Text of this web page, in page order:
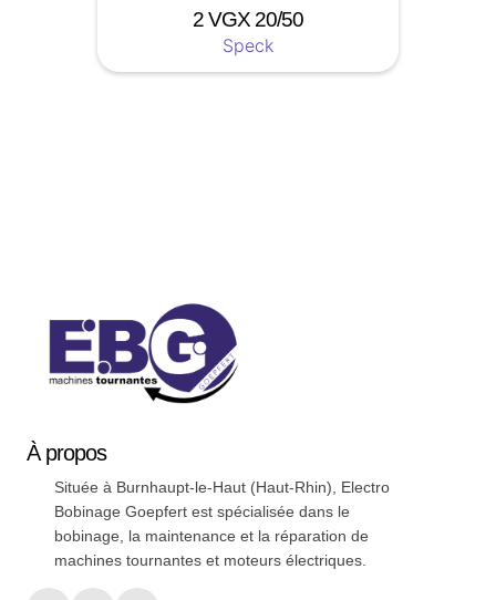
2 VGX 20/50
Speck
Àpropos
Située à Burnhaupt-le-Haut (Haut-Rhin), Electro
Bobinage Goepfert est spécialisée dans le
bobinage, la maintenance et la réparation de
machines tournantes et moteurs électriques.